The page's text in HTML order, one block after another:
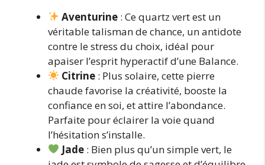
Aventurine : Ce quartz vert est un
véritable talisman de chance, un antidote
contre le stress du choix, idéal pour
apaiser l’esprit hyperactif d’une Balance.
Citrine : Plus solaire, cette pierre
chaude favorise la créativité, booste la
confiance en soi, et attire l’abondance.
Parfaite pour éclairer la voie quand
l’hésitation s’installe.
Jade : Bien plus qu’un simple vert, le